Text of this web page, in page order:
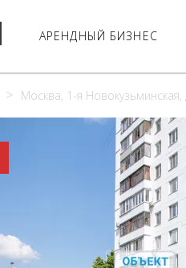
АРЕНДНЫЙ БИЗНЕС
Москва, 1-я Новокузьминская,